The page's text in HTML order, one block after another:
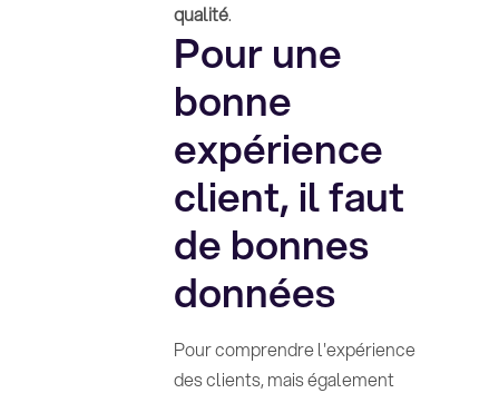
qualité.
Pour une
bonne
expérience
client, il faut
de bonnes
données
Pour comprendre l'expérience
des clients, mais également